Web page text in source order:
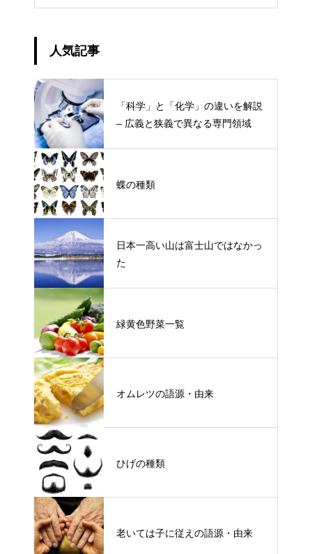
人気記事
「科学」と「化学」の違いを解説
– 広義と狭義で異なる専門領域
蝶の種類
日本一高い山は富士山ではなかっ
た
緑黄色野菜一覧
オムレツの語源・由来
ひげの種類
老いては子に従えの語源・由来